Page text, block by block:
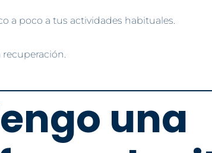
a poco a tus actividades habituales.
recuperación.
una